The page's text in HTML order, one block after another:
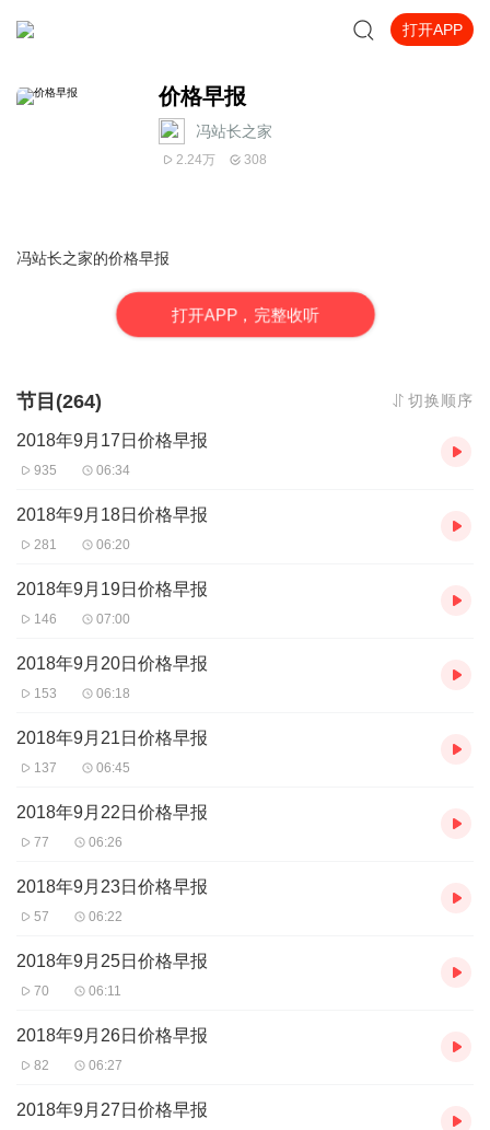
打开APP
价格早报
冯站长之家
2.24万 308
冯站长之家的价格早报
打开APP，完整收听
节目(264) 切换顺序
2018年9月17日价格早报
935 06:34
2018年9月18日价格早报
281 06:20
2018年9月19日价格早报
146 07:00
2018年9月20日价格早报
153 06:18
2018年9月21日价格早报
137 06:45
2018年9月22日价格早报
77 06:26
2018年9月23日价格早报
57 06:22
2018年9月25日价格早报
70 06:11
2018年9月26日价格早报
82 06:27
2018年9月27日价格早报